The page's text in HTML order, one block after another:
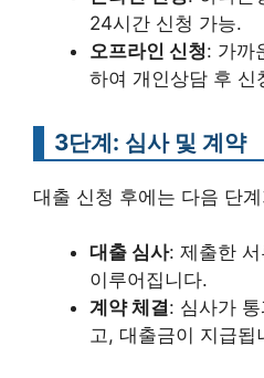
24시간 신청 가능.
오프라인 신청: 가까
하여 개인상담 후 신
3단계: 심사 및 계약
대출 신청 후에는 다음 단
대출 심사: 제출한
이루어집니다.
계약 체결: 심사가
고, 대출금이 지급됩